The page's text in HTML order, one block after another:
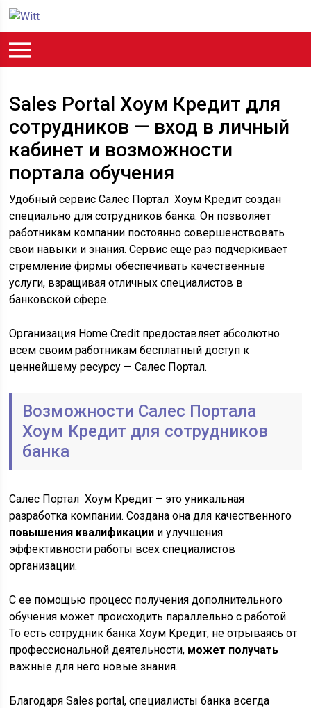
Sales Portal Хоум Кредит для
сотрудников — вход в личный
кабинет и возможности
портала обучения
Удобный сервис Салес Портал Хоум Кредит создан
специально для сотрудников банка. Он позволяет
работникам компании постоянно совершенствовать
свои навыки и знания. Сервис еще раз подчеркивает
стремление фирмы обеспечивать качественные
услуги, взращивая отличных специалистов в
банковской сфере.
Организация Home Сredit предоставляет абсолютно
всем своим работникам бесплатный доступ к
ценнейшему ресурсу — Салес Портал.
Возможности Салес Портала
Хоум Кредит для сотрудников
банка
Салес Портал Хоум Кредит – это уникальная
разработка компании. Создана она для качественного
повышения квалификации и улучшения
эффективности работы всех специалистов
организации.
С ее помощью процесс получения дополнительного
обучения может происходить параллельно с работой.
То есть сотрудник банка Хоум Кредит, не отрываясь от
профессиональной деятельности, может получать
важные для него новые знания.
Благодаря Sales portal, специалисты банка всегда